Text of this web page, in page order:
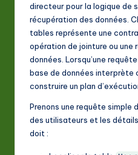
directeur pour la logique de
récupération des données.
tables représente une
opération de jointure ou une
données. Lorsqu’une
base de données interprète
construire un plan
Prenons une requête simple
des utilisateurs et les
doit :